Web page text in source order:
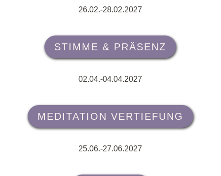
26.02.-28.02.2027
STIMME & PRÄSENZ
02.04.-04.04.2027
MEDITATION VERTIEFUNG
25.06.-27.06.2027